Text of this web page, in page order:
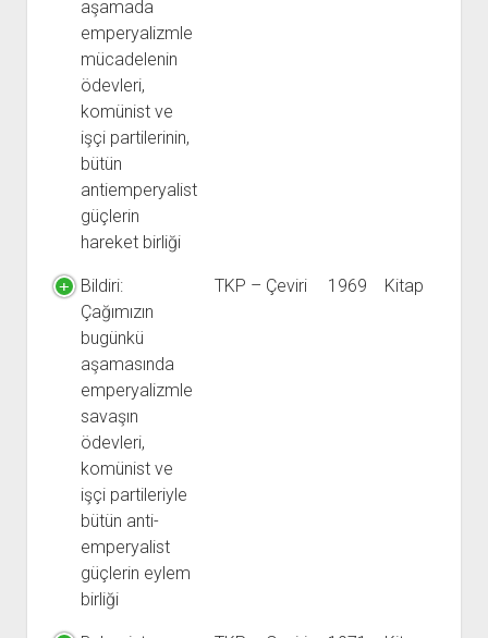
aşamada
emperyalizmle
mücadelenin
ödevleri,
komünist ve
işçi partilerinin,
bütün
antiemperyalist
güçlerin
hareket birliği
Bildiri:
Çağımızın
bugünkü
aşamasında
emperyalizmle
savaşın
ödevleri,
komünist ve
işçi partileriyle
bütün anti-
emperyalist
güçlerin eylem
birliği
TKP – Çeviri 1969 Kitap